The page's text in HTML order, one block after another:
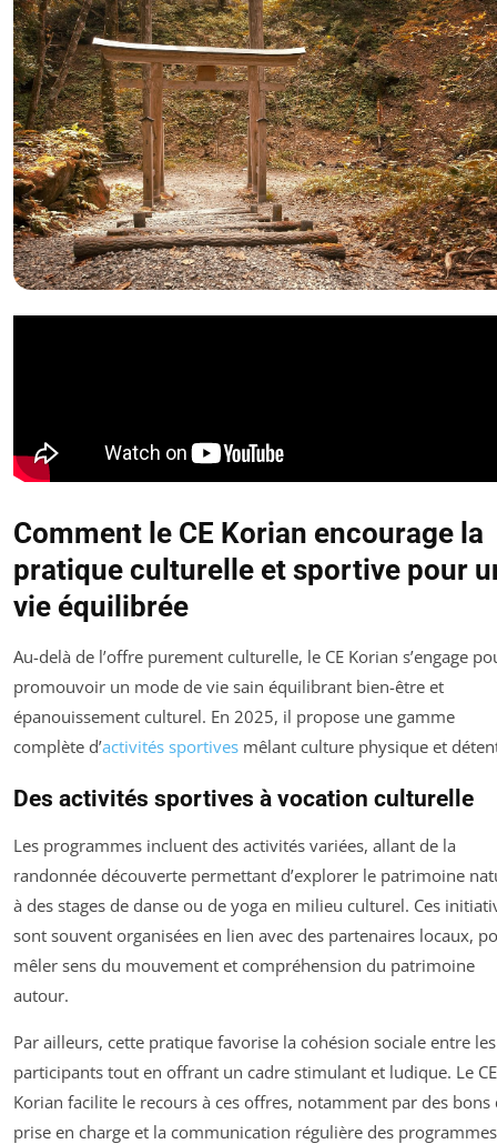
Comment le CE Korian encourage la
pratique culturelle et sportive pour
vie équilibrée
Au-delà de l’offre purement culturelle, le CE Korian s’engage
promouvoir un mode de vie sain équilibrant bien-être et
épanouissement culturel. En 2025, il propose une gamme
complète d’activités sportives mêlant culture physique et
Des activités sportives à vocation culturelle
Les programmes incluent des activités variées, allant de la
randonnée découverte permettant d’explorer le patrimoine
à des stages de danse ou de yoga en milieu culturel. Ces
sont souvent organisées en lien avec des partenaires locaux,
mêler sens du mouvement et compréhension du patrimoine
autour.
Par ailleurs, cette pratique favorise la cohésion sociale entre les
participants tout en offrant un cadre stimulant et ludique. Le CE
Korian facilite le recours à ces offres, notamment par des bons
prise en charge et la communication régulière des